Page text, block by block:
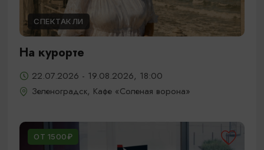
СПЕКТАКЛИ
На курорте
22.07.2026 - 19.08.2026, 18:00
Зеленоградск, Кафе «Соленая ворона»
ОТ 1500₽